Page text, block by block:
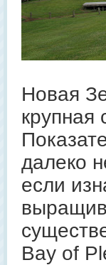
Новая
крупная
далеко
если
Bay of